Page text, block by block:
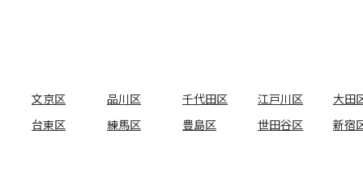
文京区 品川区 千代田区 江戸川区 大田
台東区 練馬区 豊島区 世田谷区 新宿